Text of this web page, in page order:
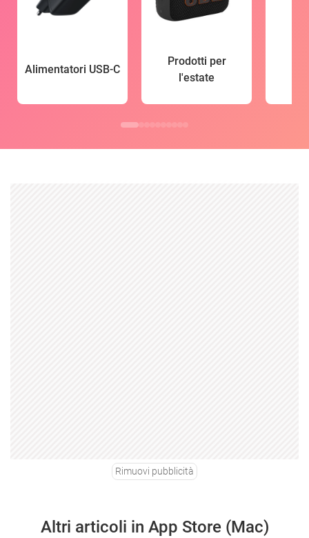
Alimentatori USB-C
Prodotti per
l'estate
Rimuovi pubblicità
Altri articoli in App Store (Mac)